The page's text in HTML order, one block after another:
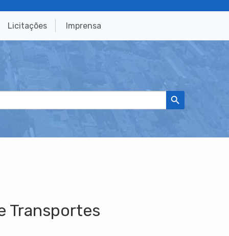
Licitações Imprensa
Search Button
Transportes